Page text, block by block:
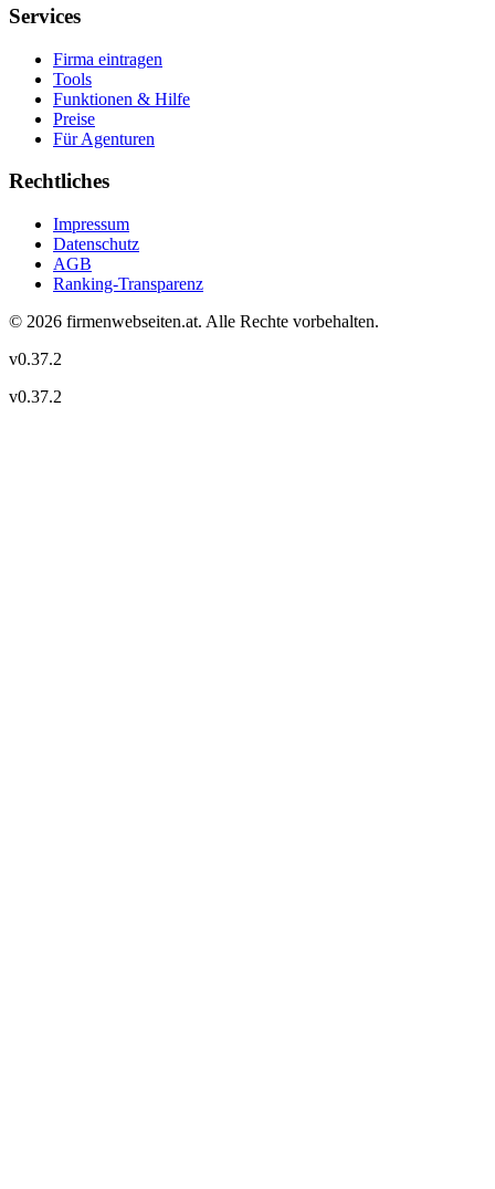
Services
Firma eintragen
Tools
Funktionen & Hilfe
Preise
Für Agenturen
Rechtliches
Impressum
Datenschutz
AGB
Ranking-Transparenz
© 2026 firmenwebseiten.at. Alle Rechte vorbehalten.
v0.37.2
v0.37.2